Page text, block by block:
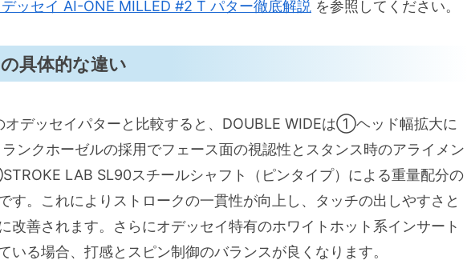
さ・調整のポイント
FAQ）と短いまとめ
と注意点（メリット・デメリット）
ィール
ッセイ AI-ONE MILLED #2 T パター徹底解説 を参照してください。
具体的な違い
オデッセイパターと比較すると、DOUBLE WIDEは①ヘッド幅拡大に
ンクホーゼルの採用でフェース面の視認性とスタンス時のアライメン
LAB SL90スチールシャフト（ピンタイプ）による重量配分の
す。これによりストロークの一貫性が向上し、タッチの出しやすさと
改善されます。さらにオデッセイ特有のホワイトホット系インサート
いる場合、打感とスピン制御のバランスが良くなります。